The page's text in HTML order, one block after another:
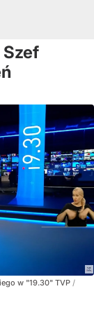
Szef
w "19.30" TVP /